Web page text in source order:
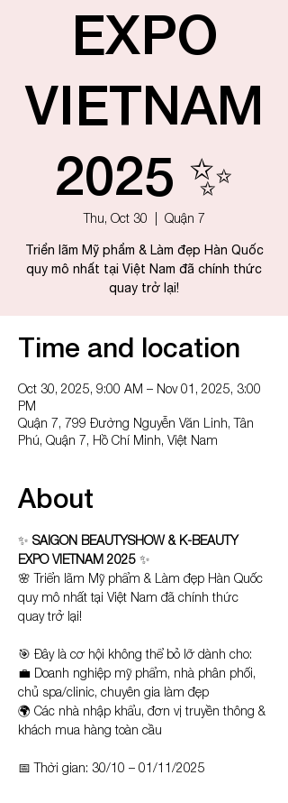
EXPO
VIETNAM
2025 ✨
Thu, Oct 30 Quận 7
Triển lãm Mỹ phẩm & Làm đẹp Hàn Quốc
quy mô nhất tại Việt Nam đã chính thức
quay trở lại!
Time and location
Oct 30, 2025, 9:00 AM – Nov 01, 2025, 3:00
PM
Quận 7, 799 Đường Nguyễn Văn Linh, Tân
Phú, Quận 7, Hồ Chí Minh, Việt Nam
About
✨ SAIGON BEAUTYSHOW & K-BEAUTY
EXPO VIETNAM 2025 ✨
🌸 Triển lãm Mỹ phẩm & Làm đẹp Hàn Quốc
quy mô nhất tại Việt Nam đã chính thức
quay trở lại!
🎯 Đây là cơ hội không thể bỏ lỡ dành cho:
💼 Doanh nghiệp mỹ phẩm, nhà phân phối,
chủ spa/clinic, chuyên gia làm đẹp
🌍 Các nhà nhập khẩu, đơn vị truyền thông &
khách mua hàng toàn cầu
📅 Thời gian: 30/10 – 01/11/2025